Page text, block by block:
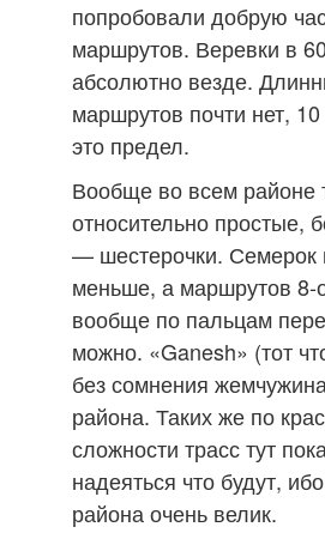
попробовали добрую
маршрутов. Веревки в
абсолютно везде.
маршрутов почти нет,
это предел.
Вообще во всем районе
относительно простые,
— шестерочки. Семерок
меньше, а маршрутов 8-
вообще по пальцам
можно. «Ganesh» (тот
без сомнения
района. Таких же по
сложности трасс тут
надеяться что будут,
района очень велик.